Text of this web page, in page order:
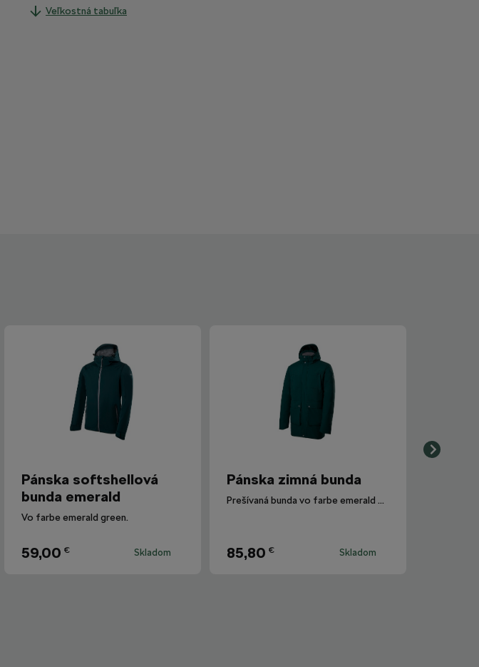
Veľkostná tabuľka
Pánska softshellová
bunda emerald
Vo farbe emerald green.
59,00 € Skladom
Pánska zimná bunda
Prešívaná bunda vo farbe emerald green.
85,80 € Skladom